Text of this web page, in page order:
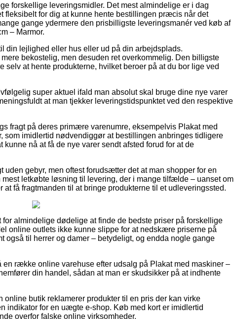
forskellige leveringsmidler. Det mest almindelige er i dag
fleksibelt for dig at kunne hente bestillingen præcis når det
gange ydermere den prisbilligste leveringsmanér ved køb af
– Marmor.
din lejlighed eller hus eller ud på din arbejdsplads.
bekostelig, men desuden ret overkommelig. Den billigste
at hente produkterne, hvilket beroer på at du bor lige ved
super aktuel ifald man absolut skal bruge dine nye varer
at man tjekker leveringstidspunktet ved den respektive
fragt på deres primære varenumre, eksempelvis Plakat med
som imidlertid nødvendiggør at bestillingen anbringes tidligere
nå at få de nye varer sendt afsted forud for at de
gebyr, men oftest forudsætter det at man shopper for en
letkøbte løsning til levering, der i mange tilfælde – uanset om
få fragtmanden til at bringe produkterne til et udleveringssted.
almindelige dødelige at finde de bedste priser på forskellige
online outlets ikke kunne slippe for at nedskære priserne på
også til herrer og damer – betydeligt, og endda nogle gange
en række online varehuse efter udsalg på Plakat med maskiner –
din handel, sådan at man er skudsikker på at indhente
online butik reklamerer produkter til en pris der kan virke
indikator for en uægte e-shop. Køb med kort er imidlertid
overfor falske online virksomheder.